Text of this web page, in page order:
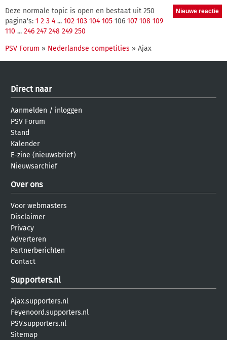
Deze normale topic is open en bestaat uit 250
pagina's: 1 2 3 4 ... 102 103 104 105 106 107 108 109
110 ... 246 247 248 249 250
PSV Forum » Nederlandse competities » Ajax
Direct naar
Aanmelden / inloggen
PSV Forum
Stand
Kalender
E-zine (nieuwsbrief)
Nieuwsarchief
Over ons
Voor webmasters
Disclaimer
Privacy
Adverteren
Partnerberichten
Contact
Supporters.nl
Ajax.supporters.nl
Feyenoord.supporters.nl
PSV.supporters.nl
Sitemap